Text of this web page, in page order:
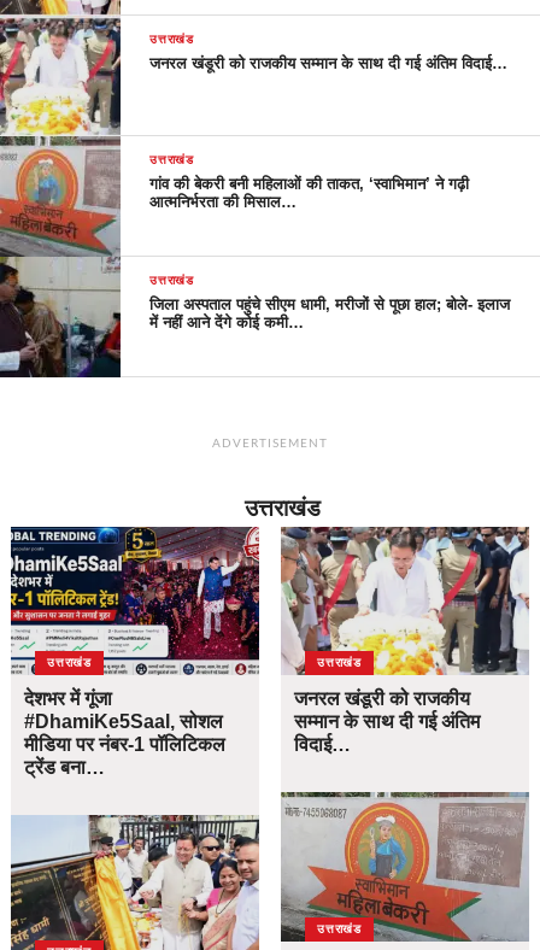
उत्तराखंड
जनरल खंडूरी को राजकीय सम्मान के साथ दी गई अंतिम विदाई…
उत्तराखंड
गांव की बेकरी बनी महिलाओं की ताकत, ‘स्वाभिमान’ ने गढ़ी
आत्मनिर्भरता की मिसाल…
उत्तराखंड
जिला अस्पताल पहुंचे सीएम धामी, मरीजों से पूछा हाल; बोले- इलाज
में नहीं आने देंगे कोई कमी…
ADVERTISEMENT
उत्तराखंड
उत्तराखंड
देशभर में गूंजा
#DhamiKe5Saal, सोशल
मीडिया पर नंबर-1 पॉलिटिकल
ट्रेंड बना…
उत्तराखंड
जनरल खंडूरी को राजकीय
सम्मान के साथ दी गई अंतिम
विदाई…
उत्तराखंड